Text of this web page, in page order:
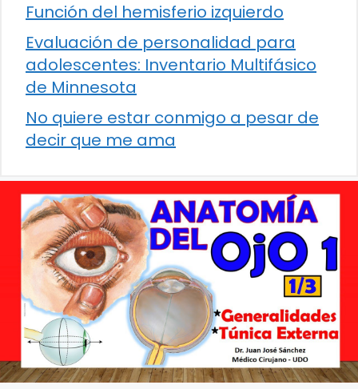
Función del hemisferio izquierdo
Evaluación de personalidad para
adolescentes: Inventario Multifásico
de Minnesota
No quiere estar conmigo a pesar de
decir que me ama